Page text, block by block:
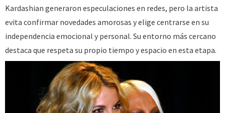
Kardashian generaron especulaciones en redes, pero la artista
evita confirmar novedades amorosas y elige centrarse en su
independencia emocional y personal. Su entorno más cercano
destaca que respeta su propio tiempo y espacio en esta etapa.